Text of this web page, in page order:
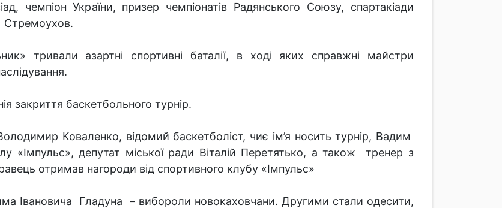
чемпіон України, призер чемпіонатів Радянського Союзу, спартакіади
Стремоухов.
тривали азартні спортивні баталії, в ході яких справжні майстри
закриття баскетбольного турнір.
Коваленко, відомий баскетболіст, чиє ім’я носить турнір, Вадим
депутат міської ради Віталій Перетятько, а також тренер з
отримав нагороди від спортивного клубу «Імпульс»
Івановича Гладуна – вибороли новокаховчани. Другими стали одесити,